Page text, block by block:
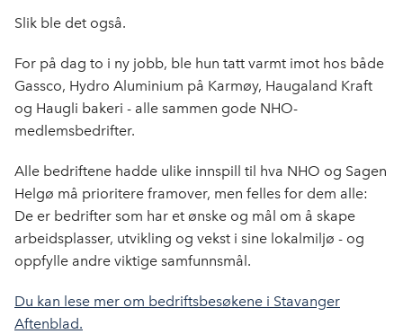
Slik ble det også.
For på dag to i ny jobb, ble hun tatt varmt imot hos både
Gassco, Hydro Aluminium på Karmøy, Haugaland Kraft
og Haugli bakeri - alle sammen gode NHO-
medlemsbedrifter.
Alle bedriftene hadde ulike innspill til hva NHO og Sagen
Helgø må prioritere framover, men felles for dem alle:
De er bedrifter som har et ønske og mål om å skape
arbeidsplasser, utvikling og vekst i sine lokalmiljø - og
oppfylle andre viktige samfunnsmål.
Du kan lese mer om bedriftsbesøkene i Stavanger
Aftenblad.